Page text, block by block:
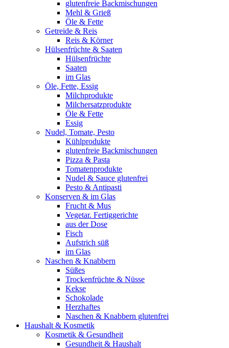
glutenfreie Backmischungen
Mehl & Grieß
Öle & Fette
Getreide & Reis
Reis & Körner
Hülsenfrüchte & Saaten
Hülsenfrüchte
Saaten
im Glas
Öle, Fette, Essig
Milchprodukte
Milchersatzprodukte
Öle & Fette
Essig
Nudel, Tomate, Pesto
Kühlprodukte
glutenfreie Backmischungen
Pizza & Pasta
Tomatenprodukte
Nudel & Sauce glutenfrei
Pesto & Antipasti
Konserven & im Glas
Frucht & Mus
Vegetar. Fertiggerichte
aus der Dose
Fisch
Aufstrich süß
im Glas
Naschen & Knabbern
Süßes
Trockenfrüchte & Nüsse
Kekse
Schokolade
Herzhaftes
Naschen & Knabbern glutenfrei
Haushalt & Kosmetik
Kosmetik & Gesundheit
Gesundheit & Haushalt